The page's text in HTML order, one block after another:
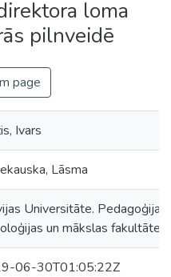
loma
pilnveidē
page
Ivars
Lāsma
Universitāte. Pedagoģijas,
un mākslas fakultāte
06-30T01:05:22Z